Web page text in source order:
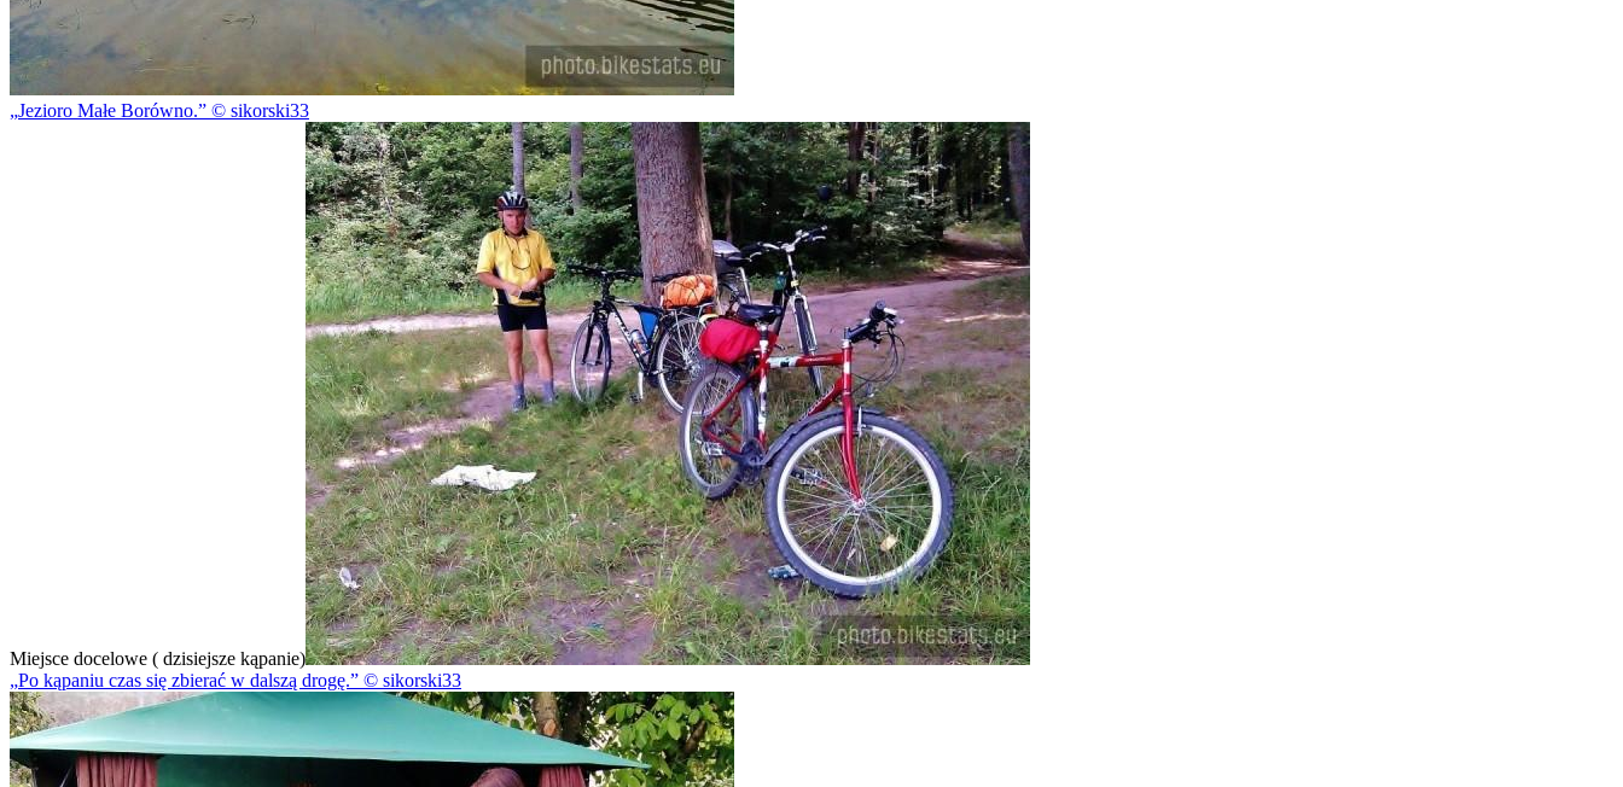
Jezioro Małe Borówno. © sikorski33
Miejsce docelowe ( dzisiejsze kąpanie)
Po kąpaniu czas się zbierać w dalszą drogę.
© sikorski33